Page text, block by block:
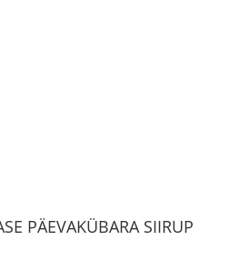
PÄEVAKÜBARA SIIRUP